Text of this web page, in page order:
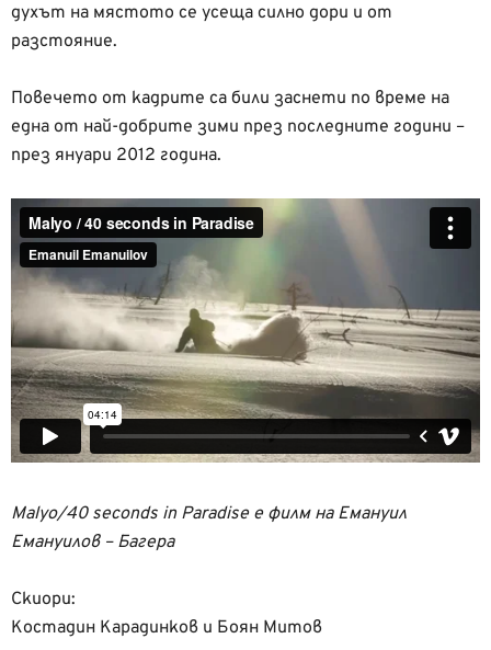
духът на мястото се усеща силно дори и от
разстояние.
Повечето от кадрите са били заснети по време на
една от най-добрите зими през последните години –
през януари 2012 година.
Malyo/40 seconds in Paradise е филм на Емануил
Емануилов – Багера
Скиори:
Костадин Карадинков и Боян Митов